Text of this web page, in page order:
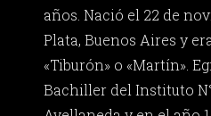
años. Nació el 22 de
Plata, Buenos Aires y
«Tiburón» o «Martín».
Bachiller del Instituto